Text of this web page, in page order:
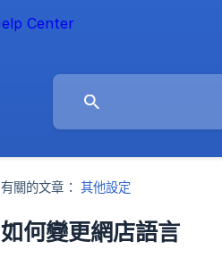
有關的文章： 其他設定
如何變更網店語言